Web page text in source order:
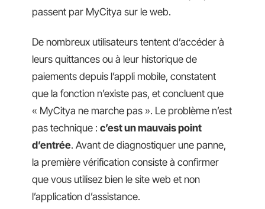
passent par MyCitya sur le web.
De nombreux utilisateurs tentent d’accéder à
leurs quittances ou à leur historique de
paiements depuis l’appli mobile, constatent
que la fonction n’existe pas, et concluent que
« MyCitya ne marche pas ». Le problème n’est
pas technique : c’est un mauvais point
d’entrée. Avant de diagnostiquer une panne,
la première vérification consiste à confirmer
que vous utilisez bien le site web et non
l’application d’assistance.